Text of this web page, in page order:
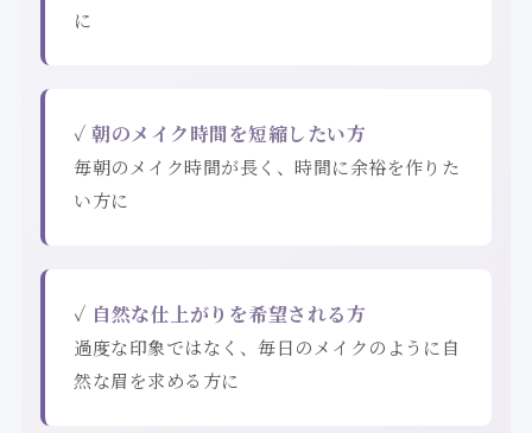
に
✓朝のメイク時間を短縮したい方
毎朝のメイク時間が長く、時間に余裕を作りた
い方に
✓ 自然な仕上がりを希望される方
過度な印象ではなく、毎日のメイクのように自
然な眉を求める方に